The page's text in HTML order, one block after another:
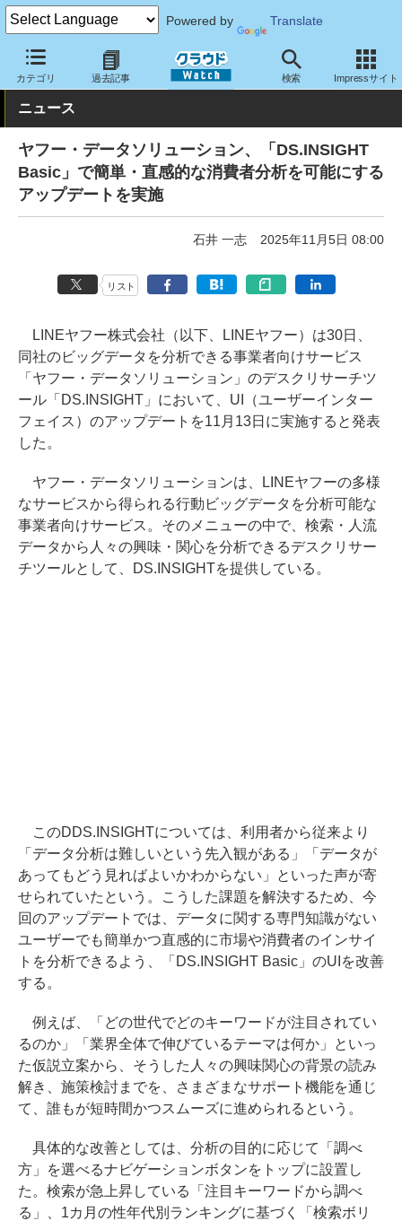
Powered by Translate
カテゴリ 過去記事 検索 Impressサイト
クラウド Watch サービス・ソフト サービス 分析
ニュース
ヤフー・データソリューション、「DS.INSIGHT
Basic」で簡単・直感的な消費者分析を可能にする
アップデートを実施
石井 一志 2025年11月5日 08:00
リスト
LINEヤフー株式会社（以下、LINEヤフー）は30日、
同社のビッグデータを分析できる事業者向けサービス
「ヤフー・データソリューション」のデスクリサーチツ
ール「DS.INSIGHT」において、UI（ユーザーインター
フェイス）のアップデートを11月13日に実施すると発表
した。
ヤフー・データソリューションは、LINEヤフーの多様
なサービスから得られる行動ビッグデータを分析可能な
事業者向けサービス。そのメニューの中で、検索・人流
データから人々の興味・関心を分析できるデスクリサー
チツールとして、DS.INSIGHTを提供している。
このDDS.INSIGHTについては、利用者から従来より
「データ分析は難しいという先入観がある」「データが
あってもどう見ればよいかわからない」といった声が寄
せられていたという。こうした課題を解決するため、今
回のアップデートでは、データに関する専門知識がない
ユーザーでも簡単かつ直感的に市場や消費者のインサイ
トを分析できるよう、「DS.INSIGHT Basic」のUIを改善
する。
例えば、「どの世代でどのキーワードが注目されてい
るのか」「業界全体で伸びているテーマは何か」といっ
た仮説立案から、そうした人々の興味関心の背景の読み
解き、施策検討までを、さまざまなサポート機能を通じ
て、誰もが短時間かつスムーズに進められるという。
具体的な改善としては、分析の目的に応じて「調べ
方」を選べるナビゲーションボタンをトップに設置し
た。検索が急上昇している「注目キーワードから調べ
る」、1カ月の性年代別ランキングに基づく「検索ボリ